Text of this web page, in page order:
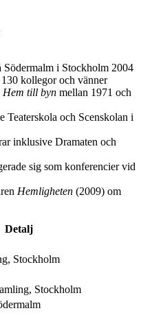
Södermalm i Stockholm 2004
kollegor och vänner
Hem till byn mellan 1971 och
och Scenskolan i
inklusive Dramaten och
sig som konferencier vid
Hemligheten (2009) om
Detalj
Stockholm
Stockholm